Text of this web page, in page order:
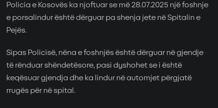
Policia e Kosovës ka njoftuar se më 28.07.2025 një foshnje
e porsalindur është dërguar pa shenja jete në Spitalin e
Pejës.
Sipas Policisë, nëna e foshnjës është dërguar në gjendje
të rënduar shëndetësore, pasi dyshohet se i është
keqësuar gjendja dhe ka lindur në automjet përgjatë
rrugës për në spital.